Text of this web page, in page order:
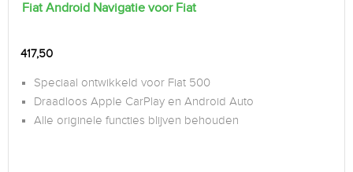
Fiat Android Navigatie voor Fiat
417,50
Speciaal ontwikkeld voor Fiat 500
Draadloos Apple CarPlay en Android Auto
Alle originele functies blijven behouden